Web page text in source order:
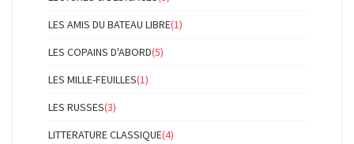
LES AMIS DU BATEAU LIBRE(1)
LES COPAINS D'ABORD(5)
LES MILLE-FEUILLES(1)
LES RUSSES(3)
LITTERATURE CLASSIQUE(4)